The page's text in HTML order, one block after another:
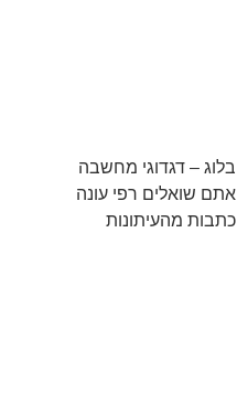
בלוג – דגדוגי מחשבה
אתם שואלים רפי עונה
כתבות מהעיתונות